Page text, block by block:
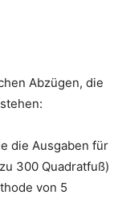
Abzügen, die
die Ausgaben für
300 Quadratfuß)
von 5